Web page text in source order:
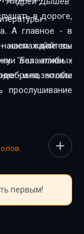
в дороге,
А главное - в
сайте вы
талантливых
чтобы
прослушивание
и классика,
душе.
наслаждайтесь
"Без алиби -
- и позвольте
первым!